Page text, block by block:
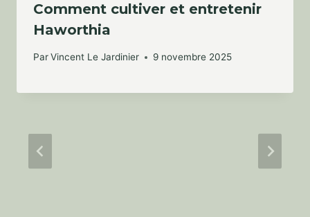
Comment cultiver et entretenir
Haworthia
ParVincent Le Jardinier 9 novembre 2025